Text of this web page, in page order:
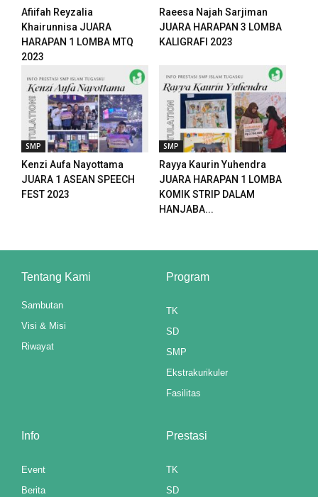
Afiifah Reyzalia
Khairunnisa JUARA
HARAPAN 1 LOMBA MTQ
2023
Raeesa Najah Sarjiman
JUARA HARAPAN 3 LOMBA
KALIGRAFI 2023
SMP
Kenzi Aufa Nayottama
JUARA 1 ASEAN SPEECH
FEST 2023
SMP
Rayya Kaurin Yuhendra
JUARA HARAPAN 1 LOMBA
KOMIK STRIP DALAM
HANJABA...
Tentang Kami
Sambutan
Visi & Misi
Riwayat
Program
TK
SD
SMP
Ekstrakurikuler
Fasilitas
Info
Event
Berita
Prestasi
TK
SD